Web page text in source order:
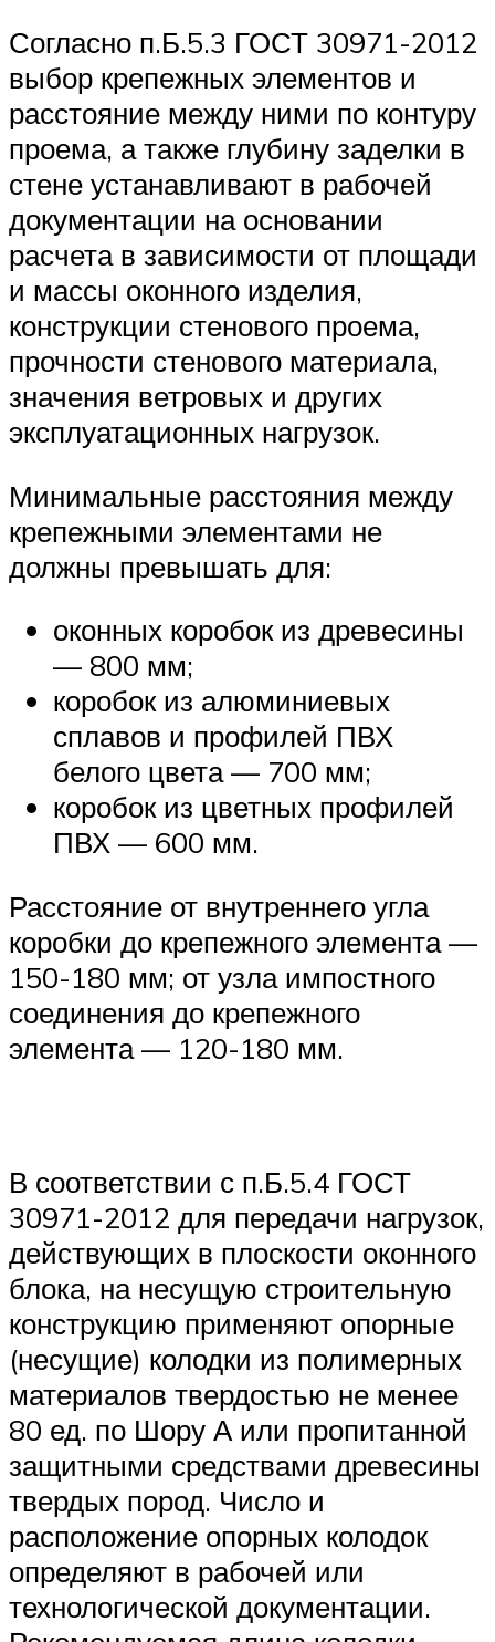
Согласно п.Б.5.3 ГОСТ 30971-2012
выбор крепежных элементов и
расстояние между ними по контуру
проема, а также глубину заделки в
стене устанавливают в рабочей
документации на основании
расчета в зависимости от площади
и массы оконного изделия,
конструкции стенового проема,
прочности стенового материала,
значения ветровых и других
эксплуатационных нагрузок.
Минимальные расстояния между
крепежными элементами не
должны превышать для:
оконных коробок из древесины
— 800 мм;
коробок из алюминиевых
сплавов и профилей ПВХ
белого цвета — 700 мм;
коробок из цветных профилей
ПВХ — 600 мм.
Расстояние от внутреннего угла
коробки до крепежного элемента —
150-180 мм; от узла импостного
соединения до крепежного
элемента — 120-180 мм.
В соответствии с п.Б.5.4 ГОСТ
30971-2012 для передачи нагрузок,
действующих в плоскости оконного
блока, на несущую строительную
конструкцию применяют опорные
(несущие) колодки из полимерных
материалов твердостью не менее
80 ед. по Шору А или пропитанной
защитными средствами древесины
твердых пород. Число и
расположение опорных колодок
определяют в рабочей или
технологической документации.